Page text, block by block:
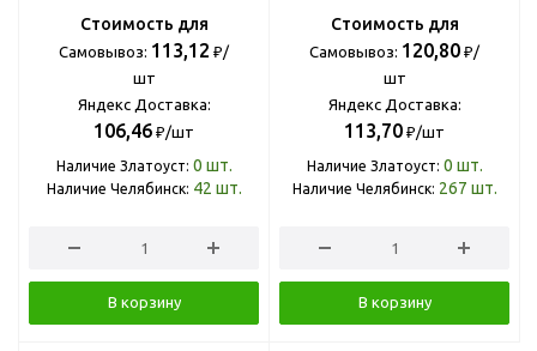
Стоимость для
Самовывоз: 113,12 ₽/
шт
Яндекс Доставка:
106,46 ₽/шт
Наличие Златоуст: 0 шт.
Наличие Челябинск: 42 шт.
В корзину
Стоимость для
Самовывоз: 120,80 ₽/
шт
Яндекс Доставка:
113,70 ₽/шт
Наличие Златоуст: 0 шт.
Наличие Челябинск: 267 шт.
В корзину